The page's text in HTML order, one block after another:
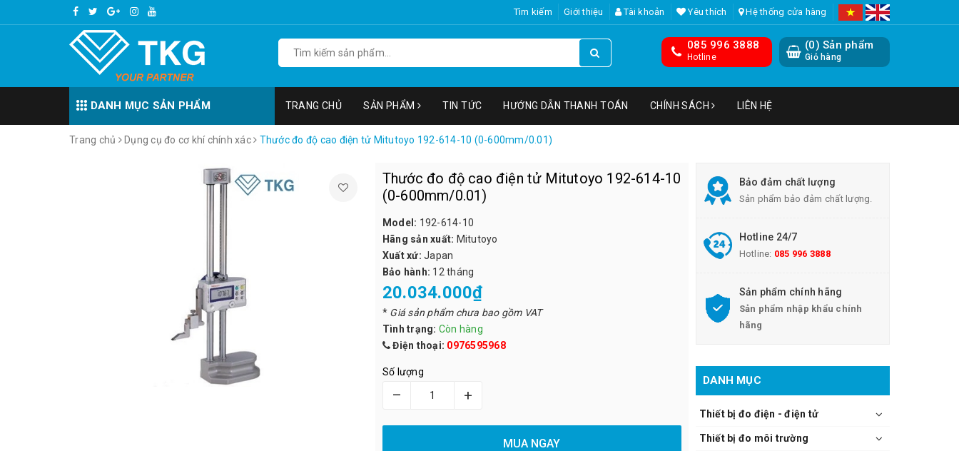
Tìm kiếm Giới thiệu Tài khoản Yêu thích Hệ thống cửa hàng
(0) Sản phẩm
Giỏ hàng
085 996 3888
Hotline
DANH MỤC SẢN PHẨM TRANG CHỦ SẢN PHẨM TIN TỨC HƯỚNG DẪN THANH TOÁN CHÍNH SÁCH LIÊN HỆ
Trang chủ Dụng cụ đo cơ khí chính xác Thước đo độ cao điện tử Mitutoyo 192-614-10 (0-600mm/0.01)
Thước đo độ cao điện tử Mitutoyo 192-614-10
(0-600mm/0.01)
Model: 192-614-10
Hãng sản xuất: Mitutoyo
Xuất xứ: Japan
Bảo hành: 12 tháng
20.034.000₫
* Giá sản phẩm chưa bao gồm VAT
Tình trạng: Còn hàng
Điện thoại: 0976595968
Số lượng
– +
MUA NGAY
Bảo đảm chất lượng
Sản phẩm bảo đảm chất lượng.
Hotline 24/7
Hotline: 085 996 3888
Sản phẩm chính hãng
Sản phẩm nhập khẩu chính
hãng
DANH MỤC
Thiết bị đo điện - điện tử
Thiết bị đo môi trường